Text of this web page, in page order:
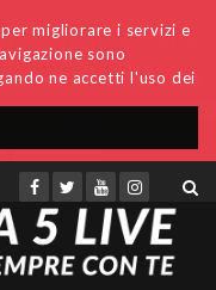
migliorare i servizi e
sono
ne accetti l'uso dei
Redazione